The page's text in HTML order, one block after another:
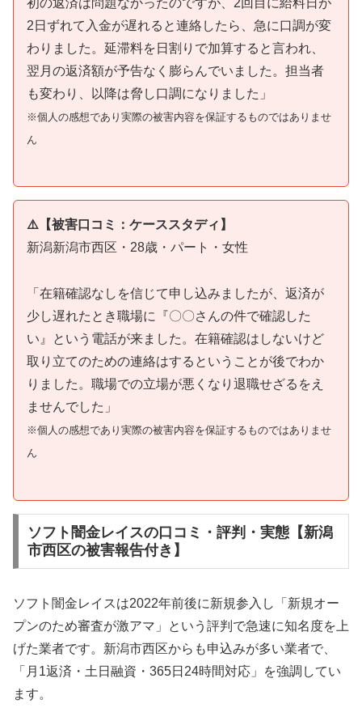
2日ずれて入金が遅れると連絡したら、急に口調が変
わりました。延滞料を日割りで加算すると言われ、
翌月の返済額が予告なく膨らんでいました。担当者
も変わり、以降は脅し口調になりました」
※個人の感想であり実際の被害内容を保証するものではありませ
ん
⚠️【被害口コミ：ケーススタディ】
新潟新潟市西区・28歳・パート・女性
「在籍確認なしを信じて申し込みましたが、返済が
少し遅れたとき職場に『〇〇さんの件で確認した
い』という電話が来ました。在籍確認はしないけど
取り立てのための連絡はするということが後でわか
りました。職場での立場が悪くなり退職せざるをえ
ませんでした」
※個人の感想であり実際の被害内容を保証するものではありませ
ん
ソフト闇金レイスの口コミ・評判・実態【新潟
市西区の被害報告付き】
ソフト闇金レイスは2022年前後に新規参入し「新規オー
プンのため審査が激アマ」という評判で急速に知名度を上
げた業者です。新潟市西区からも申込みが多い業者で、
「月1返済・土日融資・365日24時間対応」を強調してい
ます。